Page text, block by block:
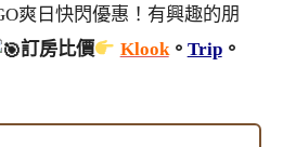
爽日快閃優惠！有興趣的朋
訂房比價 Klook。 Trip。